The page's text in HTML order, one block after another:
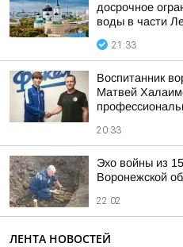
досрочное
воды в части
21:33
Воспитанник
Матвей
20:33
Эхо войны из
Воронежской
22:02
ЛЕНТА НОВОСТЕЙ